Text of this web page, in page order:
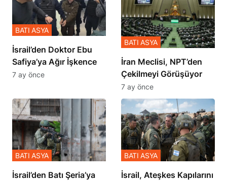
İsrail’den Doktor Ebu
Safiya’ya Ağır İşkence
BATI ASYA
7 ay önce
İran Meclisi, NPT’den
Çekilmeyi Görüşüyor
BATI ASYA
7 ay önce
​​​​​​​İsrail’den Batı Şeria’ya
BATI ASYA
İsrail, Ateşkes Kapılarını
BATI ASYA